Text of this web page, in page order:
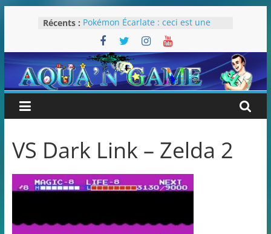
Récents : Pokémon Écarlate : ceci est une
révolution (ou pas) !
Attentes 2023
Rétrospective 2022
« Splatoon 3 est-il nécessaire ? »
« Dans les coulisses des JV Harry
Potter »
VS Dark Link – Zelda 2